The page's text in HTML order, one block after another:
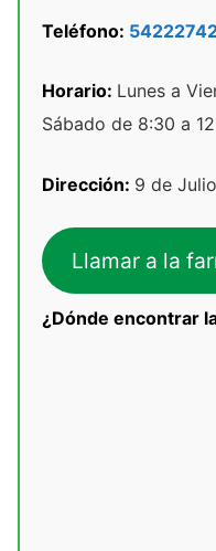
Teléfono:
Horario: Lunes a
Sábado de 8:30 a
Dirección: 9 de
Llamar a la
¿Dónde encontrar